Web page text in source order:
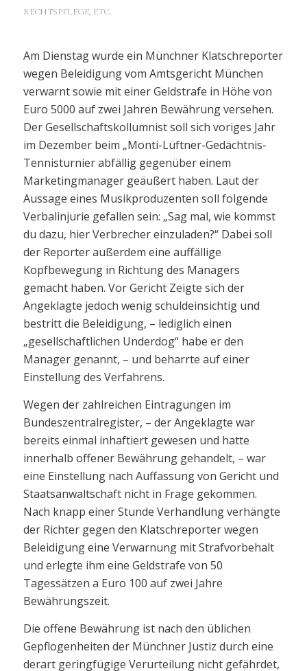
RECHTSPFLEGE, ETC.
Am Dienstag wurde ein Münchner Klatschreporter
wegen Beleidigung vom Amtsgericht München
verwarnt sowie mit einer Geldstrafe in Höhe von
Euro 5000 auf zwei Jahren Bewährung versehen.
Der Gesellschaftskollumnist soll sich voriges Jahr
im Dezember beim „Monti-Lüftner-Gedächtnis-
Tennisturnier abfällig gegenüber einem
Marketingmanager geäußert haben. Laut der
Aussage eines Musikproduzenten soll folgende
Verbalinjurie gefallen sein: „Sag mal, wie kommst
du dazu, hier Verbrecher einzuladen?“ Dabei soll
der Reporter außerdem eine auffällige
Kopfbewegung in Richtung des Managers
gemacht haben. Vor Gericht Zeigte sich der
Angeklagte jedoch wenig schuldeinsichtig und
bestritt die Beleidigung, – lediglich einen
„gesellschaftlichen Underdog“ habe er den
Manager genannt, – und beharrte auf einer
Einstellung des Verfahrens.
Wegen der zahlreichen Eintragungen im
Bundeszentralregister, – der Angeklagte war
bereits einmal inhaftiert gewesen und hatte
innerhalb offener Bewährung gehandelt, – war
eine Einstellung nach Auffassung von Gericht und
Staatsanwaltschaft nicht in Frage gekommen.
Nach knapp einer Stunde Verhandlung verhängte
der Richter gegen den Klatschreporter wegen
Beleidigung eine Verwarnung mit Strafvorbehalt
und erlegte ihm eine Geldstrafe von 50
Tagessätzen a Euro 100 auf zwei Jahre
Bewährungszeit.
Die offene Bewährung ist nach den üblichen
Gepflogenheiten der Münchner Justiz durch eine
derart geringfügige Verurteilung nicht gefährdet,